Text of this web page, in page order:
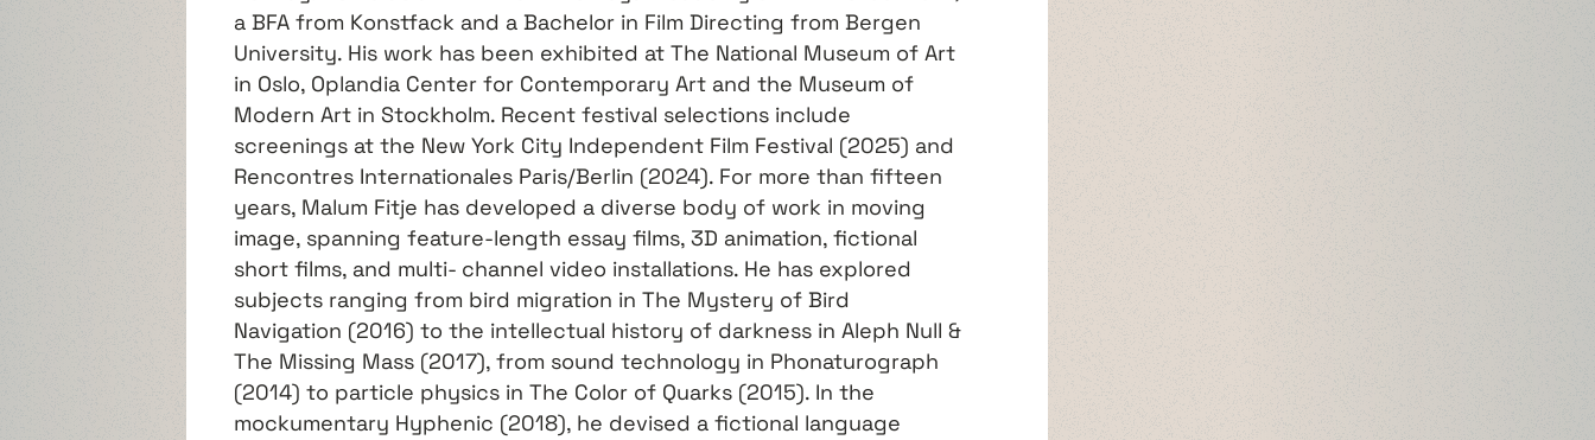
a BFA from Konstfack and a Bachelor in Film Directing from Bergen
University. His work has been exhibited at The National Museum of Art
in Oslo, Oplandia Center for Contemporary Art and the Museum of
Modern Art in Stockholm. Recent festival selections include
screenings at the New York City Independent Film Festival (2025) and
Rencontres Internationales Paris/Berlin (2024). For more than fifteen
years, Malum Fitje has developed a diverse body of work in moving
image, spanning feature-length essay films, 3D animation, fictional
short films, and multi- channel video installations. He has explored
subjects ranging from bird migration in The Mystery of Bird
Navigation (2016) to the intellectual history of darkness in Aleph Null &
The Missing Mass (2017), from sound technology in Phonaturograph
(2014) to particle physics in The Color of Quarks (2015). In the
mockumentary Hyphenic (2018), he devised a fictional language